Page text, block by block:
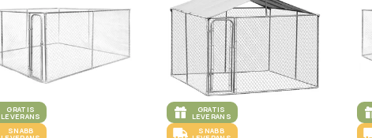
GRATIS
LEVERANS
SNABB
GRATIS
LEVERANS
SNABB